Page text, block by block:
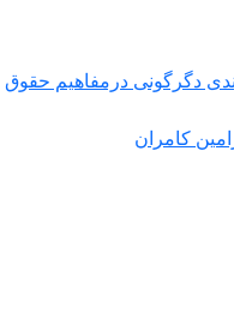
دگرگونی درمفاهیم حقوق
کامران